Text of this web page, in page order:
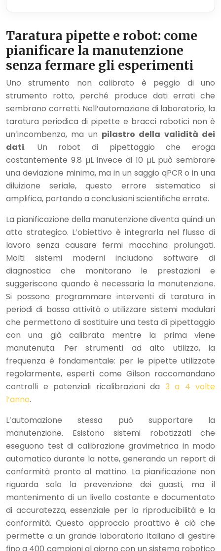
Taratura pipette e robot: come
pianificare la manutenzione
senza fermare gli esperimenti
Uno strumento non calibrato è peggio di uno
strumento rotto, perché produce dati errati che
sembrano corretti. Nell’automazione di laboratorio, la
taratura periodica di pipette e bracci robotici non è
un’incombenza, ma un pilastro della validità dei
dati. Un robot di pipettaggio che eroga
costantemente 9.8 µL invece di 10 µL può sembrare
una deviazione minima, ma in un saggio qPCR o in una
diluizione seriale, questo errore sistematico si
amplifica, portando a conclusioni scientifiche errate.
La pianificazione della manutenzione diventa quindi un
atto strategico. L’obiettivo è integrarla nel flusso di
lavoro senza causare fermi macchina prolungati.
Molti sistemi moderni includono software di
diagnostica che monitorano le prestazioni e
suggeriscono quando è necessaria la manutenzione.
Si possono programmare interventi di taratura in
periodi di bassa attività o utilizzare sistemi modulari
che permettono di sostituire una testa di pipettaggio
con una già calibrata mentre la prima viene
manutenuta. Per strumenti ad alto utilizzo, la
frequenza è fondamentale: per le pipette utilizzate
regolarmente, esperti come Gilson raccomandano
controlli e potenziali ricalibrazioni da 3 a 4 volte
l’anno.
L’automazione stessa può supportare la
manutenzione. Esistono sistemi robotizzati che
eseguono test di calibrazione gravimetrica in modo
automatico durante la notte, generando un report di
conformità pronto al mattino. La pianificazione non
riguarda solo la prevenzione dei guasti, ma il
mantenimento di un livello costante e documentato
di accuratezza, essenziale per la riproducibilità e la
conformità. Questo approccio proattivo è ciò che
permette a un grande laboratorio italiano di gestire
fino a 400 campioni al giorno con un sistema robotico